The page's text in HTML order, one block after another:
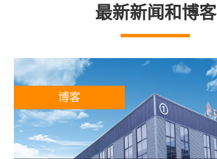
最新新闻和博客
博客